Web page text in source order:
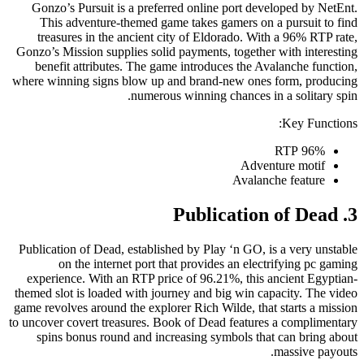
Gonzo’s Pursuit is a preferred online port developed by NetEnt.
This adventure-themed game takes gamers on a pursuit to find
treasures in the ancient city of Eldorado. With a 96% RTP rate,
Gonzo’s Mission supplies solid payments, together with interesting
benefit attributes. The game introduces the Avalanche function,
where winning signs blow up and brand-new ones form, producing
numerous winning chances in a solitary spin.
Key Functions:
96% RTP
Adventure motif
Avalanche feature
3. Publication of Dead
Publication of Dead, established by Play ‘n GO, is a very unstable
on the internet port that provides an electrifying pc gaming
experience. With an RTP price of 96.21%, this ancient Egyptian-
themed slot is loaded with journey and big win capacity. The video
game revolves around the explorer Rich Wilde, that starts a mission
to uncover covert treasures. Book of Dead features a complimentary
spins bonus round and increasing symbols that can bring about
massive payouts.